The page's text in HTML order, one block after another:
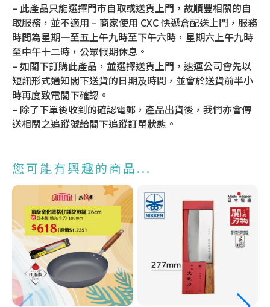
– 此產品只能選擇門市自取或送貨上門，故順豐相關的自
取服務，並不適用 – 商家使用 CXC 快遞倉配送上門，服務
時間為星期一至五上午九時至下午六時，星期六上午九時
至中午十二時，公眾假期休息。
– 如閣下訂購此產品，並選擇送貨上門，速運公司會先以
短訊形式通知閣下送貨的日期及時間，並會於送貨前半小
時再度致電閣下確認。
– 除了下單後收到的確認電郵，產品出貨後，我們亦會傳
送相關之追蹤號給閣下追蹤訂單狀態。
您可能有興趣的商品...